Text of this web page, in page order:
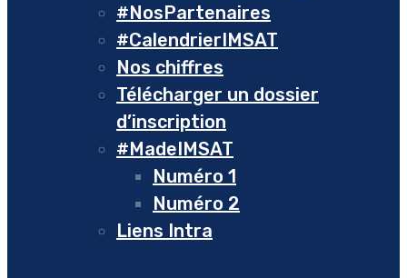
#NosPartenaires
#CalendrierIMSAT
Nos chiffres
Télécharger un dossier
d’inscription
#MadeIMSAT
Numéro 1
Numéro 2
Liens Intra